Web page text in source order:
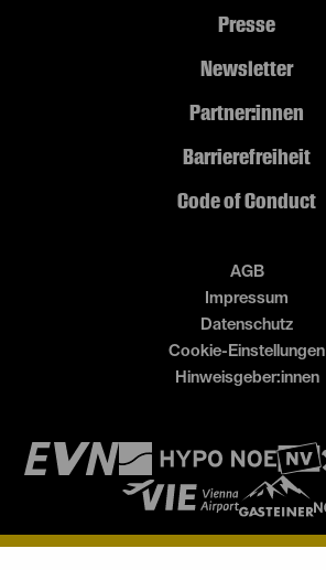
Presse
Newsletter
Partner:innen
Barrierefreiheit
Code of Conduct
AGB
Impressum
Datenschutz
Cookie-Einstellungen
Hinweisgeber:innen